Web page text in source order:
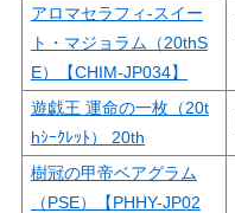
アロマセラフィ-スイー
ト・マジョラム（20thS
E）【CHIM-JP034】
遊戯王 運命の一枚（20t
hｼｰｸﾚｯﾄ） 20th
樹冠の甲帝ベアグラム
（PSE）【PHHY-JP02